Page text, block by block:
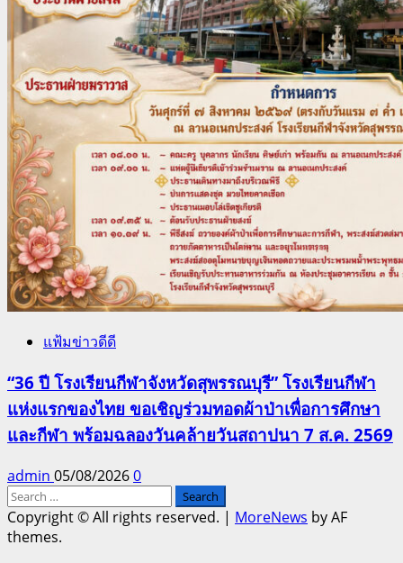
แฟ้มข่าวดีดี
“36 ปี โรงเรียนกีฬาจังหวัดสุพรรณบุรี” โรงเรียนกีฬา
แห่งแรกของไทย ขอเชิญร่วมทอดผ้าป่าเพื่อการศึกษา
และกีฬา พร้อมฉลองวันคล้ายวันสถาปนา 7 ส.ค. 2569
admin 05/08/20260
Search
for:
Copyright © All rights reserved. | MoreNews by AF
themes.